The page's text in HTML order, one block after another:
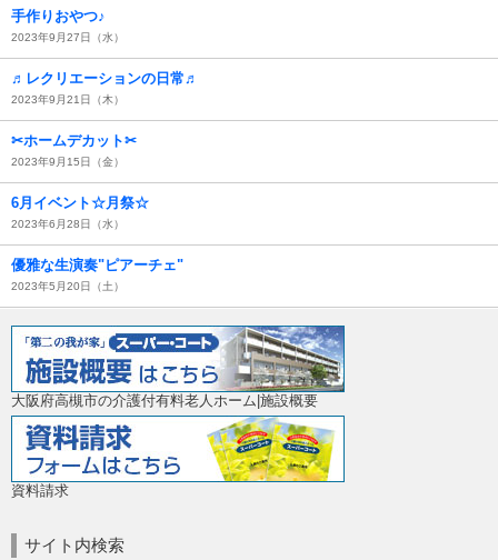
手作りおやつ♪
2023年9月27日（水）
♬レクリエーションの日常♬
2023年9月21日（木）
✂ホームデカット✂
2023年9月15日（金）
6月イベント☆月祭☆
2023年6月28日（水）
優雅な生演奏"ピアーチェ"
2023年5月20日（土）
大阪府高槻市の介護付有料老人ホーム|施設概要
資料請求
サイト内検索